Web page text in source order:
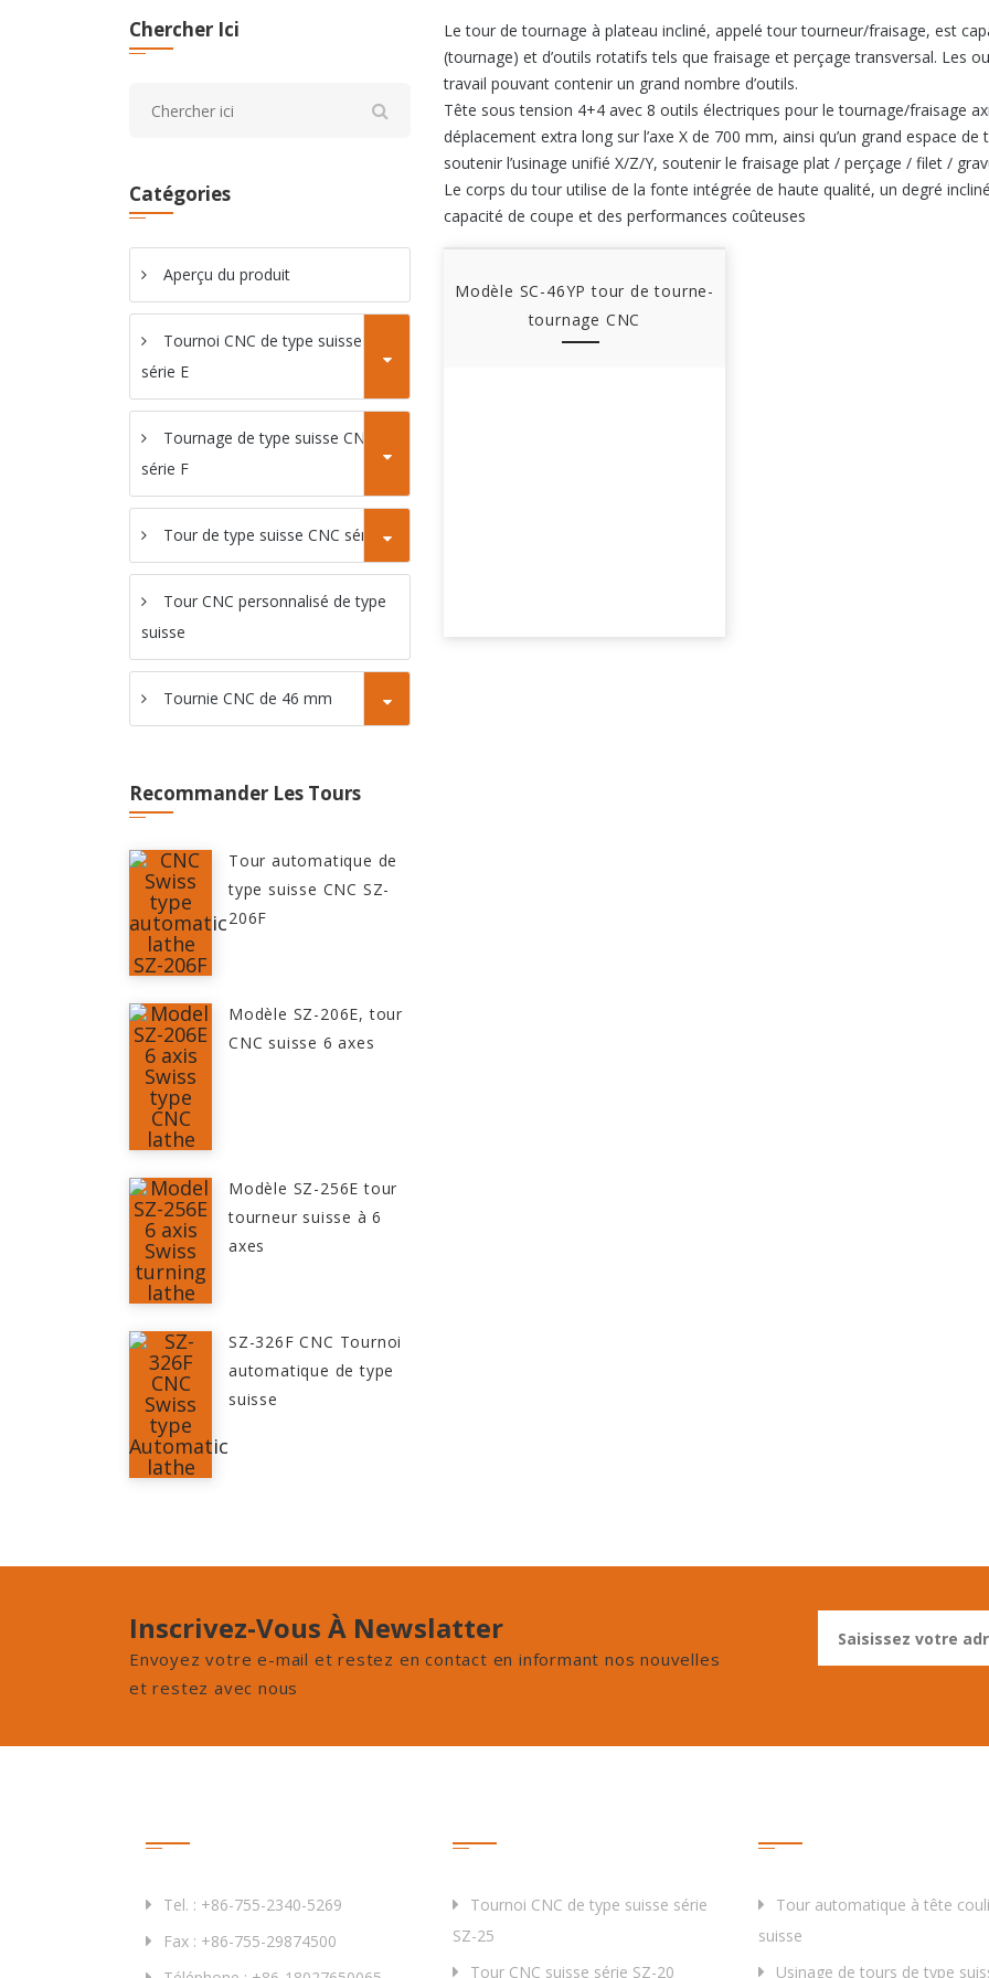
Chercher Ici
Catégories
Aperçu du produit
Tournoi CNC de type suisse
série E
Tournage de type suisse CNC
série F
Tour de type suisse CNC série C
Tour CNC personnalisé de type
suisse
Tournie CNC de 46 mm
Recommander Les Tours
Tour automatique de
type suisse CNC SZ-
206F
Modèle SZ-206E, tour
CNC suisse 6 axes
Modèle SZ-256E tour
tourneur suisse à 6
axes
SZ-326F CNC Tournoi
automatique de type
suisse
Le tour de tournage à plateau incliné, appelé tour tourneur/fraisage, est
(tournage) et d’outils rotatifs tels que fraisage et perçage transversal. Les
travail pouvant contenir un grand nombre d’outils.
Tête sous tension 4+4 avec 8 outils électriques pour le tournage/fraisage
déplacement extra long sur l’axe X de 700 mm, ainsi qu’un grand espace
soutenir l’usinage unifié X/Z/Y, soutenir le fraisage plat / perçage / filet /
Le corps du tour utilise de la fonte intégrée de haute qualité, un degré
capacité de coupe et des performances coûteuses
Modèle SC-46YP tour de tourne-
tournage CNC
Inscrivez-Vous À Newslatter
Envoyez votre e-mail et restez en contact en informant nos nouvelles
et restez avec nous
Tel. : +86-755-2340-5269
Fax : +86-755-29874500
Tournoi CNC de type suisse série
SZ-25
Tour CNC suisse série SZ-20
Tour automatique à tête
suisse
Usinage de tours de type